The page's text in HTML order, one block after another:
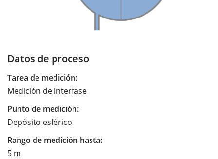
Datos de proceso
Tarea de medición:
Medición de interfase
Punto de medición:
Depósito esférico
Rango de medición hasta:
5 m